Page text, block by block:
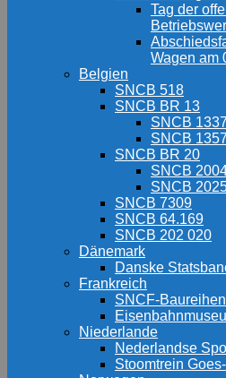
Tag der
Wagen am
Belgien
SNCB 518
SNCB BR 13
SNCB 1337
SNCB 1357
SNCB BR 20
SNCB
SNCB
SNCB 7309
SNCB 64.169
SNCB 202 020
Dänemark
Danske
Frankreich
SNCF-Baureihen
Niederlande
Nederlandse
Stoomtrein